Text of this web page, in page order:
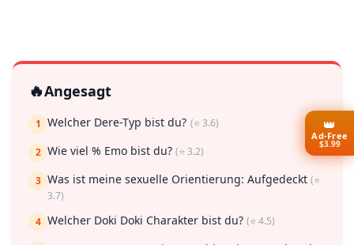
🔥Angesagt
1 Welcher Dere-Typ bist du? (⭐ 3.6)
2 Wie viel % Emo bist du? (⭐ 3.2)
3 Was ist meine sexuelle Orientierung: Aufgedeckt (⭐
3.7)
4 Welcher Doki Doki Charakter bist du? (⭐ 4.5)
👑
Ad-Free
$3.99